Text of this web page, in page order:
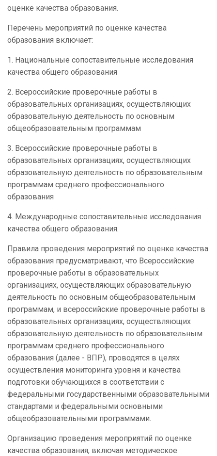
оценке качества образования.
Перечень мероприятий по оценке качества
образования включает:
1. Национальные сопоставительные исследования
качества общего образования
2. Всероссийские проверочные работы в
образовательных организациях, осуществляющих
образовательную деятельность по основным
общеобразовательным программам
3. Всероссийские проверочные работы в
образовательных организациях, осуществляющих
образовательную деятельность по образовательным
программам среднего профессионального
образования
4. Международные сопоставительные исследования
качества общего образования.
Правила проведения мероприятий по оценке качества
образования предусматривают, что Всероссийские
проверочные работы в образовательных
организациях, осуществляющих образовательную
деятельность по основным общеобразовательным
программам, и всероссийские проверочные работы в
образовательных организациях, осуществляющих
образовательную деятельность по образовательным
программам среднего профессионального
образования (далее - ВПР), проводятся в целях
осуществления мониторинга уровня и качества
подготовки обучающихся в соответствии с
федеральными государственными образовательными
стандартами и федеральными основными
общеобразовательными программами.
Организацию проведения мероприятий по оценке
качества образования, включая методическое